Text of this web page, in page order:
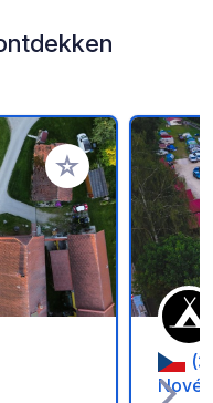
Voeg toe aan je
Nové